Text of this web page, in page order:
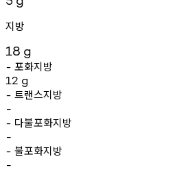
지방
18 g
- 포화지방
12 g
- 트랜스지방
-
- 다불포화지방
-
- 불포화지방
-